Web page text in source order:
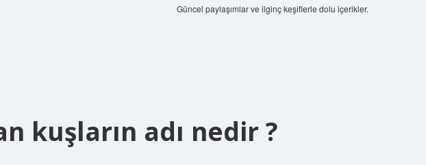
Güncel paylaşımlar ve ilginç keşiflerle dolu içerikler.
kuşların adı nedir ?